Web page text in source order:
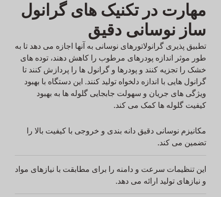
مهارت در تکنیک های گرانول
ساز نوسانی دقیق
تطبیق پذیری گرانولاتورهای نوسانی به آنها اجازه می دهد تا به
طور موثر اندازه پودرهای مرطوب را کاهش دهند، توده های
خشک را تجزیه کنند و پودرها و گرانول ها را پردازش کنند تا
گرانول هایی با اندازه دلخواه تولید کنند. این دستگاه با بهبود
ویژگی های جریان و سهولت جابجایی گلوله ها به بهبود
کیفیت گلوله ها کمک می کند.
مکانیزم نوسانی دقیق دانه بندی و خروجی با کیفیت بالا را
تضمین می کند.
این تنظیمات سرعت و دامنه را برای مطابقت با نیازهای مواد
و نیازهای تولید ارائه می دهد.